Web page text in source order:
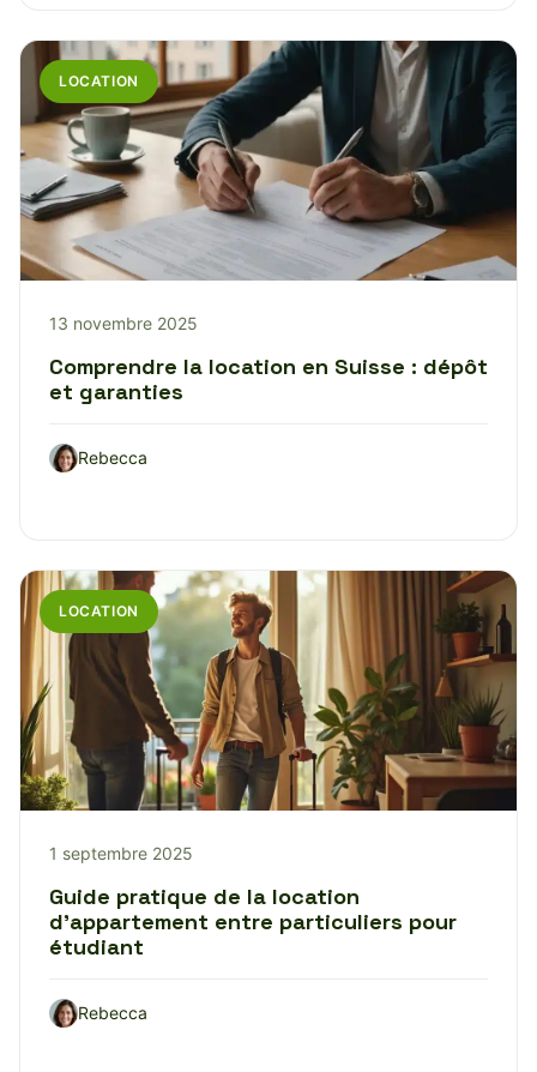
LOCATION
13 novembre 2025
Comprendre la location en Suisse : dépôt
et garanties
Rebecca
LOCATION
1 septembre 2025
Guide pratique de la location
d’appartement entre particuliers pour
étudiant
Rebecca